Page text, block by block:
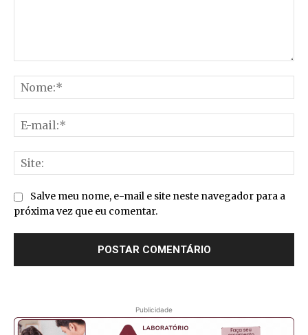
Salve meu nome, e-mail e site neste navegador para a
próxima vez que eu comentar.
Publicidade